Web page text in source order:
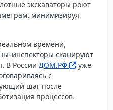
экскаваторы роют
минимизируя
времени,
инспекторы сканируют
В России ДОМ.РФ
уже
с
шаг после
процессов.